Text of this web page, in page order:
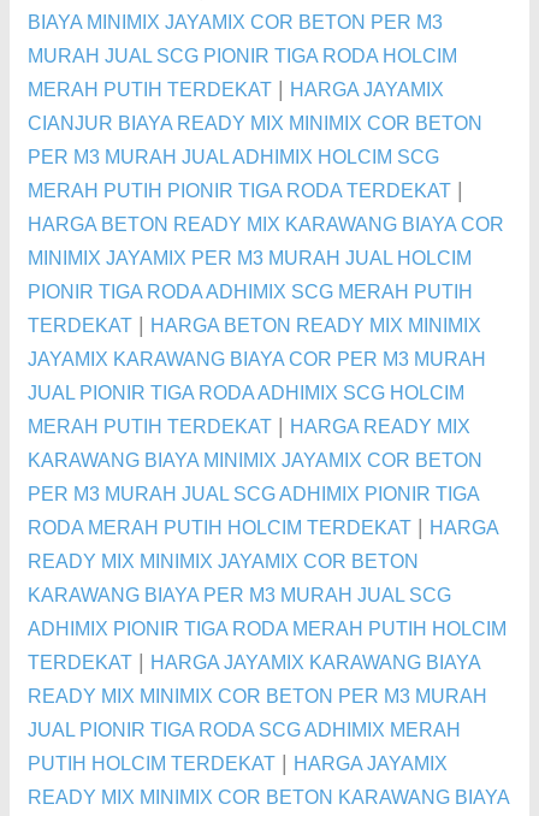
BIAYA MINIMIX JAYAMIX COR BETON PER M3
MURAH JUAL SCG PIONIR TIGA RODA HOLCIM
MERAH PUTIH TERDEKAT
HARGA JAYAMIX
CIANJUR BIAYA READY MIX MINIMIX COR BETON
PER M3 MURAH JUAL ADHIMIX HOLCIM SCG
MERAH PUTIH PIONIR TIGA RODA TERDEKAT
HARGA BETON READY MIX KARAWANG BIAYA COR
MINIMIX JAYAMIX PER M3 MURAH JUAL HOLCIM
PIONIR TIGA RODA ADHIMIX SCG MERAH PUTIH
TERDEKAT
HARGA BETON READY MIX MINIMIX
JAYAMIX KARAWANG BIAYA COR PER M3 MURAH
JUAL PIONIR TIGA RODA ADHIMIX SCG HOLCIM
MERAH PUTIH TERDEKAT
HARGA READY MIX
KARAWANG BIAYA MINIMIX JAYAMIX COR BETON
PER M3 MURAH JUAL SCG ADHIMIX PIONIR TIGA
RODA MERAH PUTIH HOLCIM TERDEKAT
HARGA
READY MIX MINIMIX JAYAMIX COR BETON
KARAWANG BIAYA PER M3 MURAH JUAL SCG
ADHIMIX PIONIR TIGA RODA MERAH PUTIH HOLCIM
TERDEKAT
HARGA JAYAMIX KARAWANG BIAYA
READY MIX MINIMIX COR BETON PER M3 MURAH
JUAL PIONIR TIGA RODA SCG ADHIMIX MERAH
PUTIH HOLCIM TERDEKAT
HARGA JAYAMIX
READY MIX MINIMIX COR BETON KARAWANG BIAYA